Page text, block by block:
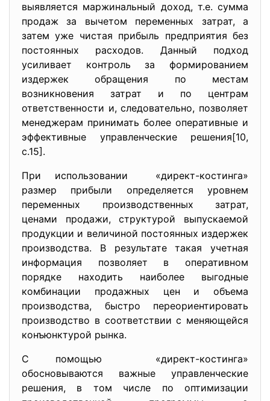
выявляется маржинальный доход, т.е. сумма
продаж за вычетом переменных затрат, а
затем уже чистая прибыль предприятия без
постоянных расходов. Данный подход
усиливает контроль за формированием
издержек обращения по местам
возникновения затрат и по центрам
ответственности и, следовательно, позволяет
менеджерам принимать более оперативные и
эффективные управленческие решения[10,
с.15].
При использовании «директ-костинга»
размер прибыли определяется уровнем
переменных производственных затрат,
ценами продажи, структурой выпускаемой
продукции и величиной постоянных издержек
производства. В результате такая учетная
информация позволяет в оперативном
порядке находить наиболее выгодные
комбинации продажных цен и объема
производства, быстро переориентировать
производство в соответствии с меняющейся
конъюнктурой рынка.
С помощью «директ-костинга»
обосновываются важные управленческие
решения, в том числе по оптимизации